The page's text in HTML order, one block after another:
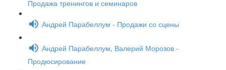
Продажа тренингов и семинаров
Андрей Парабеллум - Продажи со сцены
Андрей Парабеллум, Валерий Морозов -
Продюсирование